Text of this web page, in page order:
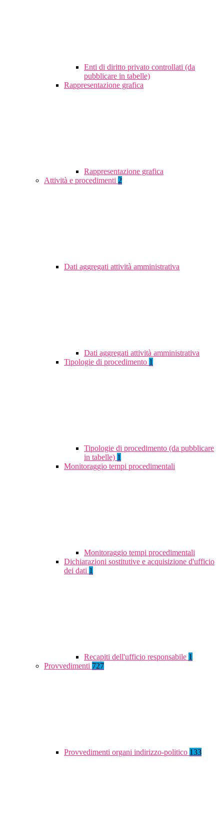
Enti di diritto privato controllati (da
pubblicare in tabelle)
Rappresentazione grafica
Rappresentazione grafica
Attività e procedimenti 2
Dati aggregati attività amministrativa
Dati aggregati attività amministrativa
Tipologie di procedimento 1
Tipologie di procedimento (da pubblicare
in tabelle) 1
Monitoraggio tempi procedimentali
Monitoraggio tempi procedimentali
Dichiarazioni sostitutive e acquisizione d'ufficio
dei dati 1
Recapiti dell'ufficio responsabile 1
Provvedimenti 727
Provvedimenti organi indirizzo-politico 133